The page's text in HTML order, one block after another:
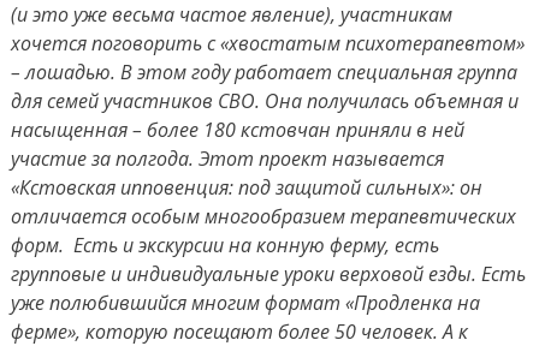
(и это уже весьма частое явление), участникам
хочется поговорить с «хвостатым психотерапевтом»
– лошадью. В этом году работает специальная группа
для семей участников СВО. Она получилась объемная и
насыщенная – более 180 кстовчан приняли в ней
участие за полгода. Этот проект называется
«Кстовская ипповенция: под защитой сильных»: он
отличается особым многообразием терапевтических
форм. Есть и экскурсии на конную ферму, есть
групповые и индивидуальные уроки верховой езды. Есть
уже полюбившийся многим формат «Продленка на
ферме», которую посещают более 50 человек. А к